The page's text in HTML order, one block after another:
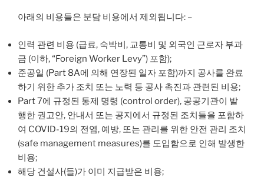
아래의 비용들은 분담 비용에서 제외됩니다: –
인력 관련 비용 (급료, 숙박비, 교통비 및 외국인 근로자 부과
금 (이하, “Foreign Worker Levy”) 포함);
준공일 (Part 8A에 의해 연장된 일자 포함)까지 공사를 완료
하기 위한 추가 조치 또는 노력 등 공사 촉진과 관련된 비용;
Part 7에 규정된 통제 명령 (control order), 공공기관이 발
행한 권고안, 안내서 또는 공지에서 규정된 조치들을 포함하
여 COVID-19의 전염, 예방, 또는 관리를 위한 안전 관리 조치
(safe management measures)를 도입함으로 인해 발생한
비용;
해당 건설사(들)가 이미 지급받은 비용;